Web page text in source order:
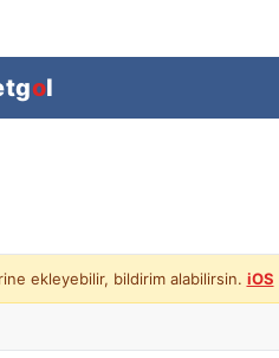
ol
ekleyebilir, bildirim alabilirsin. iOS